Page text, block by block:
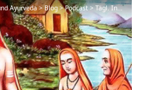
Ayurveda>Blog>Podcast>Tägl. Inspiration